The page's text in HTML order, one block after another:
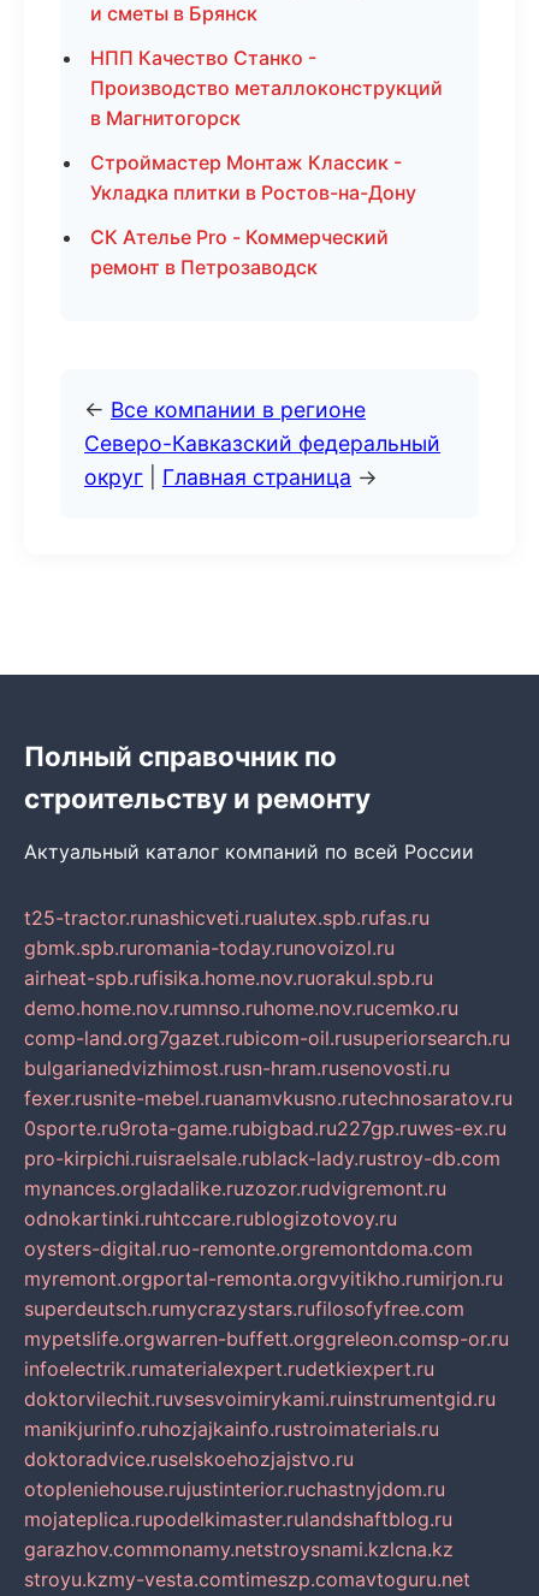
и сметы в Брянск
НПП Качество Станко -
Производство металлоконструкций
в Магнитогорск
Строймастер Монтаж Классик -
Укладка плитки в Ростов-на-Дону
СК Ателье Pro - Коммерческий
ремонт в Петрозаводск
← Все компании в регионе
Северо-Кавказский федеральный
округ
Главная страница →
Полный справочник по
строительству и ремонту
Актуальный каталог компаний по всей России
t25-tractor.runashicveti.rualutex.spb.rufas.ru
gbmk.spb.ruromania-today.runovoizol.ru
airheat-spb.rufisika.home.nov.ruorakul.spb.ru
demo.home.nov.rumnso.ruhome.nov.rucemko.ru
comp-land.org7gazet.rubicom-oil.rusuperiorsearch.ru
bulgarianedvizhimost.rusn-hram.rusenovosti.ru
fexer.rusnite-mebel.ruanamvkusno.rutechnosaratov.ru
0sporte.ru9rota-game.rubigbad.ru227gp.ruwes-ex.ru
pro-kirpichi.ruisraelsale.rublack-lady.rustroy-db.com
mynances.orgladalike.ruzozor.rudvigremont.ru
odnokartinki.ruhtccare.rublogizotovoy.ru
oysters-digital.ruo-remonte.orgremontdoma.com
myremont.orgportal-remonta.orgvyitikho.rumirjon.ru
superdeutsch.rumycrazystars.rufilosofyfree.com
mypetslife.orgwarren-buffett.orggreleon.comsp-or.ru
infoelectrik.rumaterialexpert.rudetkiexpert.ru
doktorvilechit.ruvsesvoimirykami.ruinstrumentgid.ru
manikjurinfo.ruhozjajkainfo.rustroimaterials.ru
doktoradvice.ruselskoehozjajstvo.ru
otopleniehouse.rujustinterior.ruchastnyjdom.ru
mojateplica.rupodelkimaster.rulandshaftblog.ru
garazhov.commonamy.netstroysnami.kzlcna.kz
stroyu.kzmy-vesta.comtimeszp.comavtoguru.net